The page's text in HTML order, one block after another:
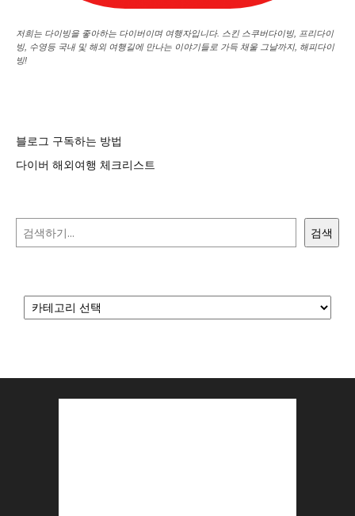
저희는 다이빙을 좋아하는 다이버이며 여행자입니다. 스킨 스쿠버다이빙, 프리다이
빙, 수영등 국내 및 해외 여행길에 만나는 이야기들로 가득 채울 그날까지, 해피다이
빙!
블로그 구독하는 방법
다이버 해외여행 체크리스트
검색